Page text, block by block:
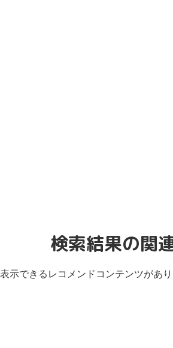
検索結果の関
表示できるレコメンドコンテンツがあ